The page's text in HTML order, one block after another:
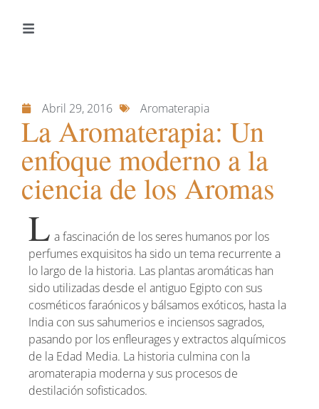
Abril 29, 2016 Aromaterapia
La Aromaterapia: Un
enfoque moderno a la
ciencia de los Aromas
L a fascinación de los seres humanos por los
perfumes exquisitos ha sido un tema recurrente a
lo largo de la historia. Las plantas aromáticas han
sido utilizadas desde el antiguo Egipto con sus
cosméticos faraónicos y bálsamos exóticos, hasta la
India con sus sahumerios e inciensos sagrados,
pasando por los enfleurages y extractos alquímicos
de la Edad Media. La historia culmina con la
aromaterapia moderna y sus procesos de
destilación sofisticados.